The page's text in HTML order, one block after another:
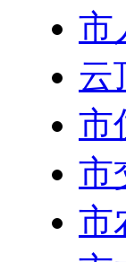
市
云
市
市
市